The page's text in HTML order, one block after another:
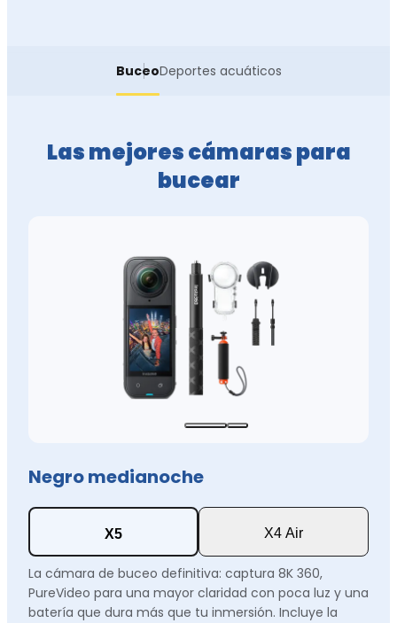
BuceoDeportes acuáticos
Las mejores cámaras para
bucear
Negro medianoche
X5 X4 Air
La cámara de buceo definitiva: captura 8K 360,
PureVideo para una mayor claridad con poca luz y una
batería que dura más que tu inmersión. Incluye la